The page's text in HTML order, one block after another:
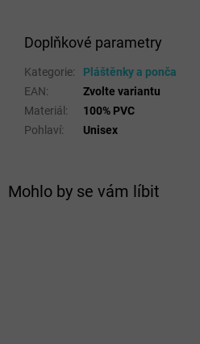
Mohlo by se vám líbit
Doplňkové parametry
Kategorie:
Pláštěnky a ponča
EAN:
Zvolte variantu
Materiál :
100% PVC
Pohlaví: Unisex